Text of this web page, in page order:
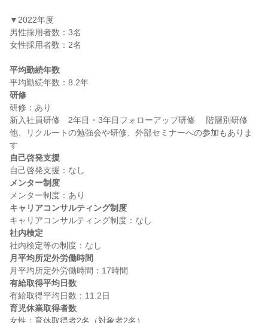
▼2022年度
男性採用者数：3名
女性採用者数：2名
平均勤続年数
研修
研修：あり
新入社員研修　2年目・3年目フォローアップ研修 　階層別研修
他、リクルートの勉強会や研修、外部セミナーへの参加もありま
自己啓発支援
メンター制度
キャリアコンサルティング制度
社内検定
月平均所定外労働時間
有給取得平均日数
育児休業取得者数
女性：育休取得者2名（対象者2名）